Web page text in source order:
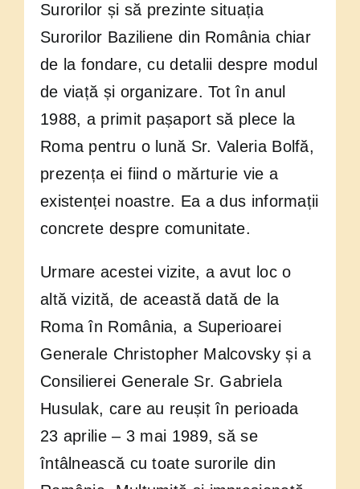
Surorilor și să prezinte situația
Surorilor Baziliene din România chiar
de la fondare, cu detalii despre modul
de viață și organizare. Tot în anul
1988, a primit pașaport să plece la
Roma pentru o lună Sr. Valeria Bolfă,
prezența ei fiind o mărturie vie a
existenței noastre. Ea a dus informații
concrete despre comunitate.
Urmare acestei vizite, a avut loc o
altă vizită, de această dată de la
Roma în România, a Superioarei
Generale Christopher Malcovsky și a
Consilierei Generale Sr. Gabriela
Husulak, care au reușit în perioada
23 aprilie – 3 mai 1989, să se
întâlnească cu toate surorile din